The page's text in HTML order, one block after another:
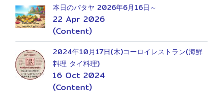
本日のパタヤ 2026年6月16日～
22 Apr 2026
(Content)
2024年10月17日(木)コーロイレストラン(海鮮
料理 タイ料理)
16 Oct 2024
(Content)